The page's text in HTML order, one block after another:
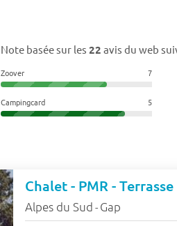
Note basée sur les 22 avis du web
Zoover 7
Campingcard 5
Chalet - PMR -
Alpes du Sud - Gap